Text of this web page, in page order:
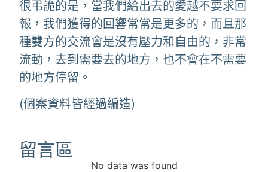
很弔詭的是，當我們給出去的愛越不要求回
報，我們獲得的回響常常是更多的，而且那
種雙方的交流會是沒有壓力和自由的，非常
流動，去到需要去的地方，也不會在不需要
的地方停留。
(個案資料皆經過編造)
留言區
No data was found